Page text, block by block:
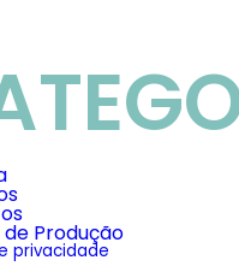
de Produção
privacidade